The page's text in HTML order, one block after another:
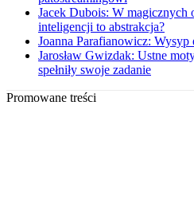
Jacek Dubois: W magicznych
inteligencji to abstrakcja?
Joanna Parafianowicz:
Jarosław Gwizdak: Ustne
spełniły swoje zadanie
Promowane treści